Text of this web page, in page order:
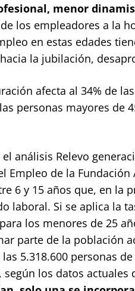
menor
los empleadores a la
en estas edades
la jubilación,
afecta al 34% de
personas mayores
análisis Relevo
Empleo de la
6 y 15 años que, en la
laboral. Si se aplica la
los menores de 25
parte de la población
5.318.600 personas
los datos actuales